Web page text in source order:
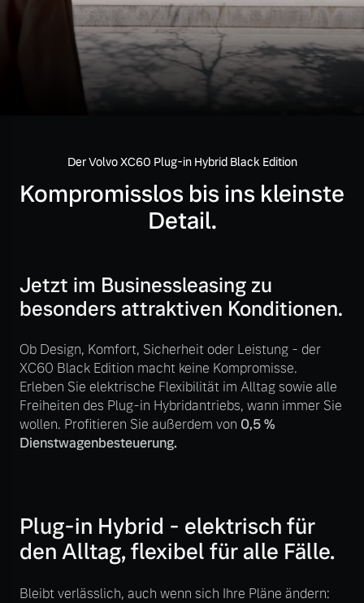
Mild-Hybrid
4 Modelle
Geschäftskunden
Editionsmodelle
Angebot anfragen
Fahrzeug konfigurieren
Sofort verfügbare Fahrzeuge
Volvo Selekt
Gebrauchtwagen
Die Neuwagenalternative
Volvo Gebrauchtwagenbörse
Gebrauchtwagen
Aktuelle Zubehörangebote
Zubehörkatalog
Service by Volvo
Sie erhalten bei uns eine
Vielzahl von Original
Volvo Winter- und
Sommer Kompletträder.
Bitte sprechen Sie uns
direkt an.
Frühjahrscheck
saisonalen Angebote.
Kontakt und Anfahrt
Unsere News & Events
Der Volvo XC60 Plug-in Hybrid Black Edition
Kompromisslos bis ins kleinste
Detail.
Jetzt im Businessleasing zu
besonders attraktiven Konditionen.
Ob Design, Komfort, Sicherheit oder Leistung - der
XC60 Black Edition macht keine Kompromisse.
Erleben Sie elektrische Flexibilität im Alltag sowie alle
Freiheiten des Plug-in Hybridantriebs, wann immer Sie
wollen. Profitieren Sie außerdem von 0,5 %
Dienstwagenbesteuerung.
Plug-in Hybrid - elektrisch für
den Alltag, flexibel für alle Fälle.
Bleibt verlässlich, auch wenn sich Ihre Pläne ändern: